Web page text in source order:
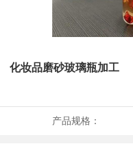
化妆品磨砂玻璃瓶加工
产品规格：